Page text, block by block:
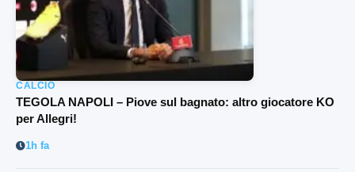
CALCIO
TEGOLA NAPOLI – Piove sul bagnato: altro giocatore KO
per Allegri!
1h fa